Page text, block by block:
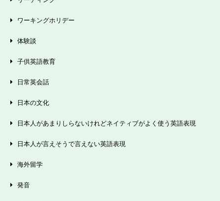
ワーキングホリデー
体験談
子供英語教育
日常英会話
日本の文化
日本人があまりしらないけれどネイティブがよく使う英語表現
日本人が言えそうで言えない英語表現
海外留学
発音